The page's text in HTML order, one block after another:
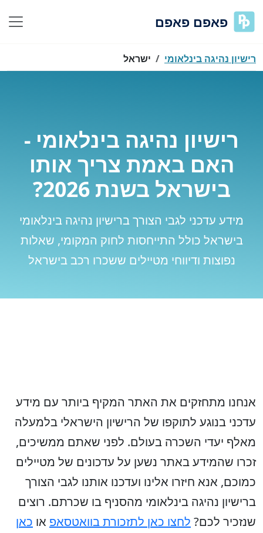
פאפם פאפם
רישיון נהיגה בינלאומי ישראל
רישיון נהיגה בינלאומי -
האם באמת צריך אותו
בישראל בשנת 2026?
מידע עדכני לגבי הצורך ברישיון נהיגה בינלאומי
בישראל כולל התייחסות לחוק המקומי, שאלות
נפוצות ודיווחי מטיילים ששכרו רכב בישראל
אנחנו מתחזקים את האתר המקיף ביותר עם מידע
עדכני בנוגע לתוקפו של הרישיון הישראלי בלמעלה
מאלף יעדי השכרה בעולם. לפני שאתם ממשיכים,
זכרו שהמידע באתר נשען על עדכונים של מטיילים
כמוכם, אנא חיזרו אלינו ועדכנו אותנו לגבי הצורך
ברישיון נהיגה בינלאומי מהסניף בו שכרתם. רוצים
שנזכיר לכם? לחצו כאן לתזכורת בוואטסאפ או כאן